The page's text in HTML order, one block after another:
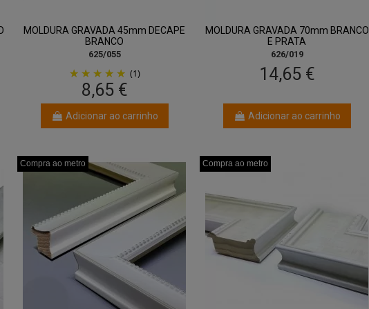
MOLDURA GRAVADA 45mm DECAPE
BRANCO
625/055
(1)
8,65 €
Adicionar ao carrinho
MOLDURA GRAVADA 70mm BRANCO
E PRATA
626/019
14,65 €
Adicionar ao carrinho
Compra ao metro
Compra ao metro
Compra ao metro Compra ao metro
Compra ao metro
Compra ao metro